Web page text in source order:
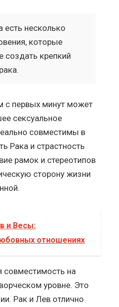
есть несколько
которые
создать крепкий
первых минут может
сексуальное
совместимы в
Рака и страстность
рамок и стереотипов
сторону жизни
и Весы:
отношениях
совместимость на
уровне. Это
Рак и Лев отлично